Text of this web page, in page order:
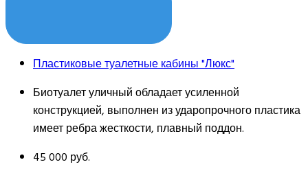
Пластиковые туалетные кабины "Люкс"
Биотуалет уличный обладает усиленной
конструкцией, выполнен из ударопрочного пластика
имеет ребра жесткости, плавный поддон.
45 000 руб.